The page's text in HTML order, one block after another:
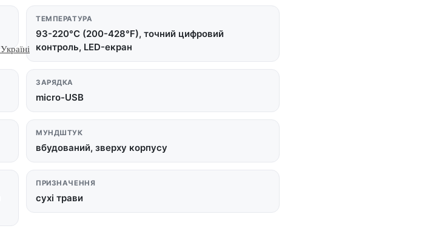
ТЕМПЕРАТУРА
93-220°C (200-428°F), точний цифровий
контроль, LED-екран
ЗАРЯДКА
micro-USB
МУНДШТУК
вбудований, зверху корпусу
ПРИЗНАЧЕННЯ
сухі трави